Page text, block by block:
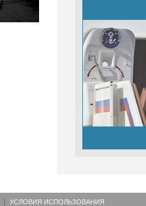
УСЛОВИЯ ИСПОЛЬЗОВАНИЯ